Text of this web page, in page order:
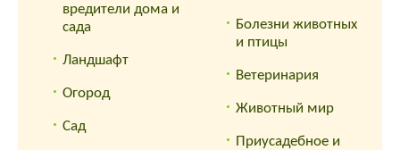
вредители дома и
сада
Ландшафт
Огород
Сад
Болезни животных
и птицы
Ветеринария
Животный мир
Приусадебное и